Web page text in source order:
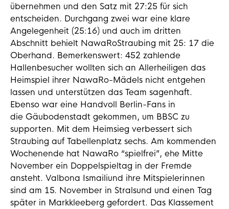
übernehmen und den Satz mit 27:25 für sich
entscheiden. Durchgang zwei war eine klare
Angelegenheit (25:16) und auch im dritten
Abschnitt behielt NawaRoStraubing mit 25: 17 die
Oberhand. Bemerkenswert: 452 zahlende
Hallenbesucher wollten sich an Allerheiligen das
Heimspiel ihrer NawaRo-Mädels nicht entgehen
lassen und unterstützen das Team sagenhaft.
Ebenso war eine Handvoll Berlin-Fans in
die Gäubodenstadt gekommen, um BBSC zu
supporten. Mit dem Heimsieg verbessert sich
Straubing auf Tabellenplatz sechs. Am kommenden
Wochenende hat NawaRo “spielfrei”, ehe Mitte
November ein Doppelspieltag in der Fremde
ansteht. Valbona Ismailiund ihre Mitspielerinnen
sind am 15. November in Stralsund und einen Tag
später in Markkleeberg gefordert. Das Klassement